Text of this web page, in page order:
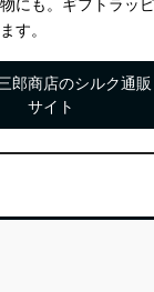
にも。ギフトラッ
す。
郎商店のシルク通販
サイト